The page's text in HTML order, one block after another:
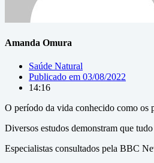
Amanda Omura
Saúde Natural
Publicado em 03/08/2022
14:16
O período da vida conhecido como os
Diversos estudos demonstram que
Especialistas consultados pela BBC